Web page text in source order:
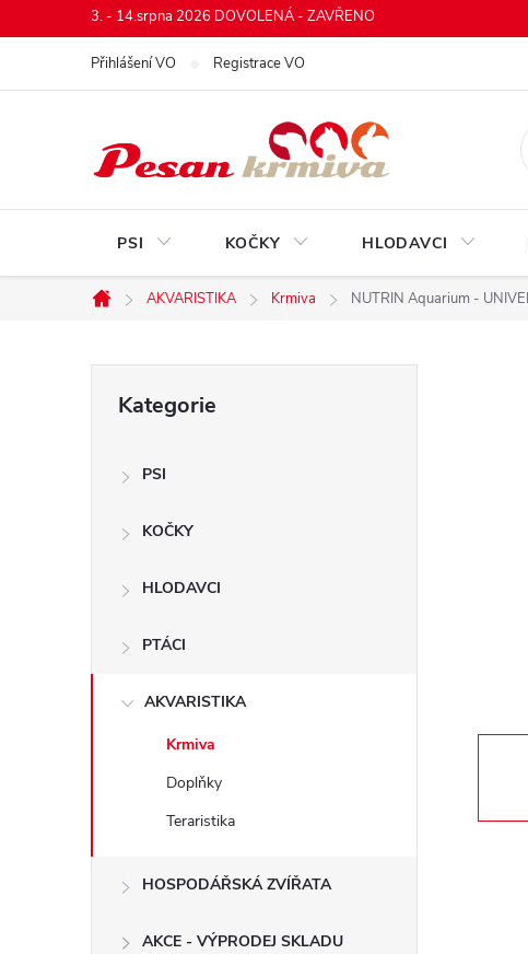
na
3. - 14.srpna 2026 DOVOLENÁ - ZAVŘENO
Přihlášení VO Registrace VO
PSI KOČKY HLODAVCI
Domů
AKVARISTIKA Krmiva NUTRIN Aquarium -
a
kategorie
Kategorie
PSI
KOČKY
HLODAVCI
PTÁCI
AKVARISTIKA
Krmiva
Doplňky
Teraristika
HOSPODÁŘSKÁ ZVÍŘATA
AKCE - VÝPRODEJ SKLADU